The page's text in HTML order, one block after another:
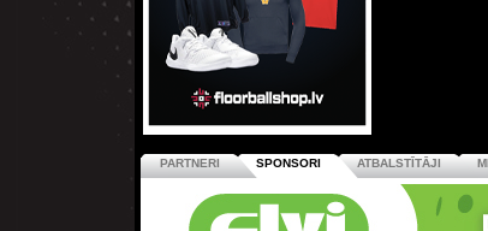
PARTNERI SPONSORI ATBALSTĪTĀJI